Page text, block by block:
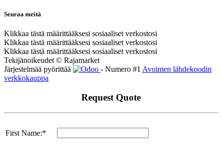
Seuraa meitä
Klikkaa tästä määrittääksesi sosiaaliset verkostosi
Klikkaa tästä määrittääksesi sosiaaliset verkostosi
Klikkaa tästä määrittääksesi sosiaaliset verkostosi
Tekijänoikeudet © Rajamarket
Järjestelmää pyörittää
- Numero #1 Avoimen lähdekoodin
verkkokauppa
Request Quote
First Name:*